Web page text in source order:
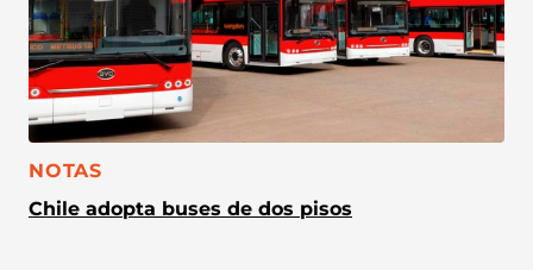
CATEGORÍA:
NOTAS
Chile adopta buses de dos pisos